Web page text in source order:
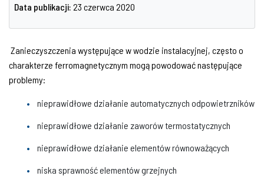
Data publikacji: 23 czerwca 2020
Zanieczyszczenia występujące w wodzie instalacyjnej, często o
charakterze ferromagnetycznym mogą powodować następujące
problemy:
nieprawidłowe działanie automatycznych odpowietrzników
nieprawidłowe działanie zaworów termostatycznych
nieprawidłowe działanie elementów równoważących
niska sprawność elementów grzejnych